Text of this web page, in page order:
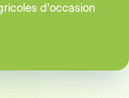
d'occasion